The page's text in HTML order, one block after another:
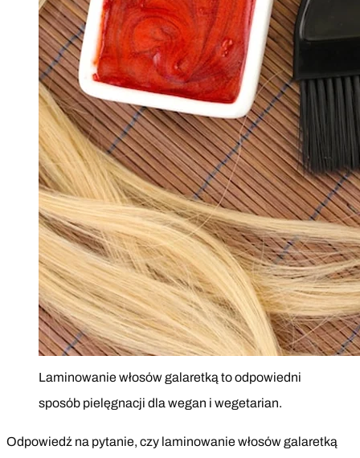
Laminowanie włosów galaretką to odpowiedni
sposób pielęgnacji dla wegan i wegetarian.
Odpowiedź na pytanie, czy laminowanie włosów galaretką